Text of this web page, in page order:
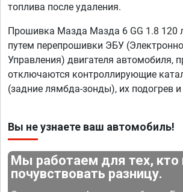
топлива после удаления.
Прошивка Мазда Мазда 6 GG 1.8 120
путем перепрошивки ЭБУ
Управления) двигателя автомобиля,
отключаются контроллирующие
(задние лямбда-зонды), их подогрев и
Вы не узнаете ваш автомобиль!
Мы работаем для тех,
почувствовать разницу.